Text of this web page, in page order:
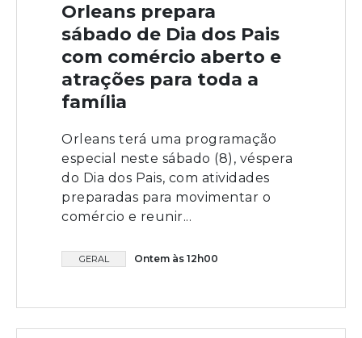
Orleans prepara
sábado de Dia dos Pais
com comércio aberto e
atrações para toda a
família
Orleans terá uma programação
especial neste sábado (8), véspera
do Dia dos Pais, com atividades
preparadas para movimentar o
comércio e reunir...
GERAL Ontem às 12h00